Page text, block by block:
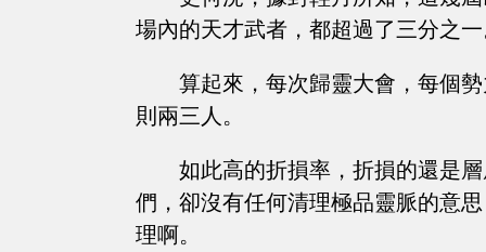
場內的天才武者，都超過了三分之
算起來，每次歸靈大會，每個
則兩三人。
如此高的折損率，折損的還是
們，卻沒有任何清理極品靈脈的意
理啊。